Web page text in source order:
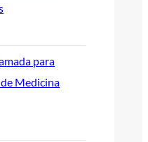
para
Medicina